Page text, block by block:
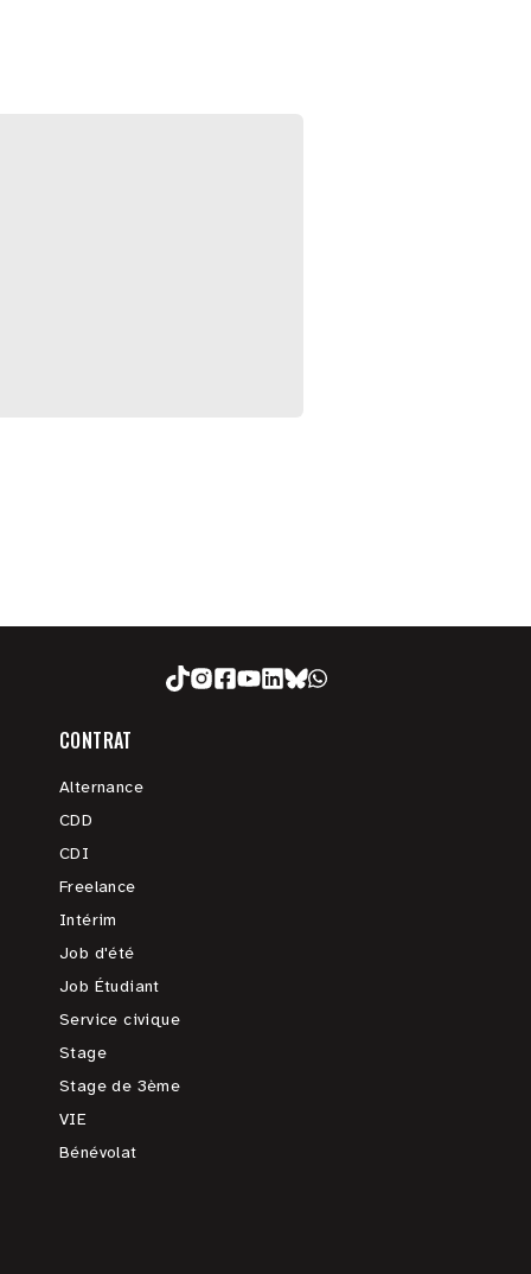
CONTRAT
Alternance
CDD
CDI
Freelance
Intérim
Job d'été
Job Étudiant
Service civique
Stage
Stage de 3ème
VIE
Bénévolat